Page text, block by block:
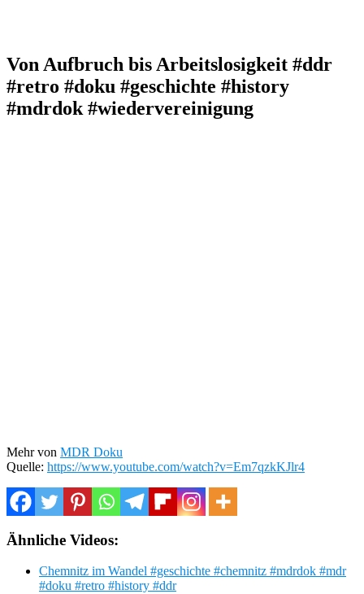
Von Aufbruch bis Arbeitslosigkeit #ddr
#retro #doku #geschichte #history
#mdrdok #wiedervereinigung
Mehr von MDR Doku
Quelle: https://www.youtube.com/watch?v=Em7qzkKJlr4
Ähnliche Videos:
Chemnitz im Wandel #geschichte #chemnitz #mdrdok #mdr
#doku #retro #history #ddr